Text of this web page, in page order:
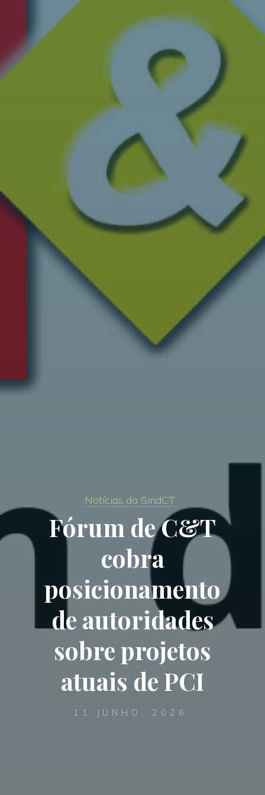
Notícias do SindCT
Fórum de C&T
cobra
posicionamento
de autoridades
sobre projetos
atuais de PCI
11 JUNHO, 2026